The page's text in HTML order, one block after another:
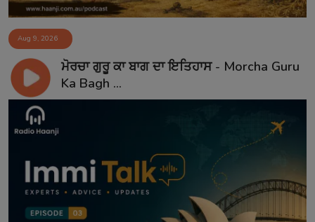
Aug 9, 2026
ਮੋਰਚਾ ਗੁਰੂ ਕਾ ਬਾਗ ਦਾ ਇਤਿਹਾਸ - Morcha Guru
Ka Bagh ...